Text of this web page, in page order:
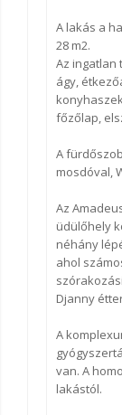
A lakás a
28 m2.
Az ingatlan
ágy,
főzőlap,
A
mosdóval,
Az
üdülőhely
néhány
ahol
Djanny
A
van. A
lakástól.